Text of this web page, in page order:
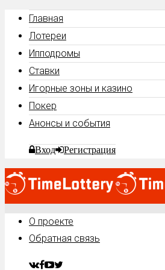
Главная
Лотереи
Ипподромы
Ставки
Игорные зоны и казино
Покер
Анонсы и события
Вход Регистрация
О проекте
Обратная связь